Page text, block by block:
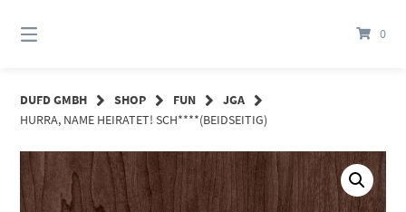
zum
Inhalt
0
DUFD GMBH SHOP FUN
JGA
HURRA, NAME HEIRATET! SCH****(BEIDSEITIG)